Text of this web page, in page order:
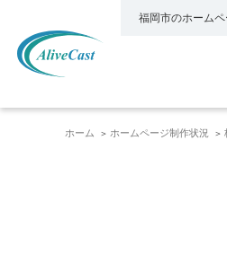
福岡市のホーム
ホーム ホームページ制作状況